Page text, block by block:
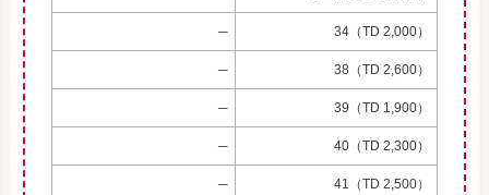
─ 34（TD 2,000）
─ 38（TD 2,600）
─ 39（TD 1,900）
─ 40（TD 2,300）
─ 41（TD 2,500）